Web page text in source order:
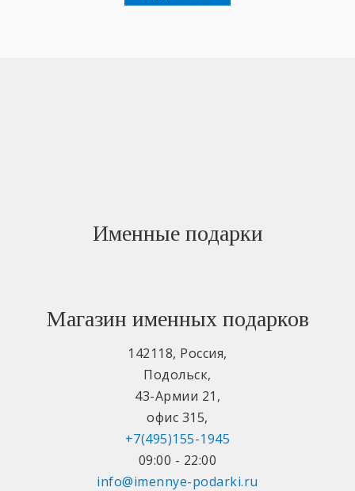
Именные подарки
Магазин именных подарков
142118, Россия,
Подольск,
43-Армии 21 ,
офис 315,
+7(495)155-1945
09:00 - 22:00
info@imennye-podarki.ru